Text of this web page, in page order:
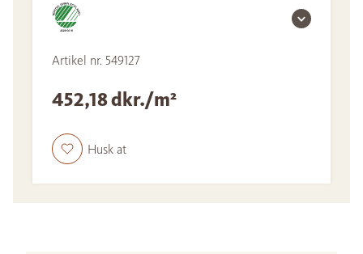
Artikel nr. 549127
452,18 dkr./m²
Husk at